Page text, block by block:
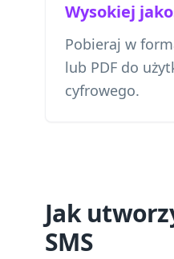
Wysokiej
Pobieraj w
lub PDF do
cyfrowego.
Jak
SMS